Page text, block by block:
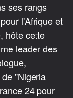
ses rangs
l'Afrique et
hôte cette
leader des
"Nigeria
24 pour